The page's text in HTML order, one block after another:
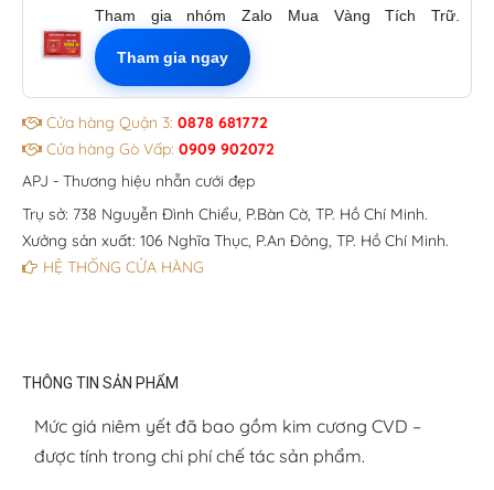
Tham gia nhóm Zalo Mua Vàng Tích Trữ.
Tham gia ngay
Cửa hàng Quận 3: 0878 681772
Cửa hàng Gò Vấp: 0909 902072
APJ - Thương hiệu nhẫn cưới đẹp
Trụ sở: 738 Nguyễn Đình Chiểu, P.Bàn Cờ, TP. Hồ Chí Minh.
Xưởng sản xuất: 106 Nghĩa Thục, P.An Đông, TP. Hồ Chí Minh.
HỆ THỐNG CỬA HÀNG
THÔNG TIN SẢN PHẨM
Mức giá niêm yết đã bao gồm kim cương CVD –
được tính trong chi phí chế tác sản phẩm.